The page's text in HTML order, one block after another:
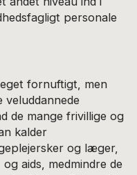
personale
fornuftigt, men
veluddannede
de mange frivillige og
kalder
og læger,
aids, medmindre de